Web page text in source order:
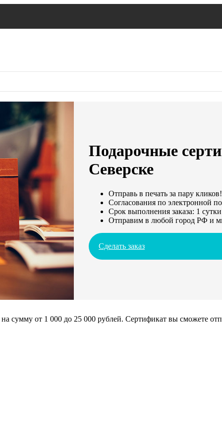
Подарочные
Северске
Отправь в печать за пару кликов!
Согласования по электронной
Срок выполнения заказа: 1 сутки
Отправим в любой город РФ и
Сделать заказ
сумму от 1 000 до 25 000 рублей. Сертификат вы сможете